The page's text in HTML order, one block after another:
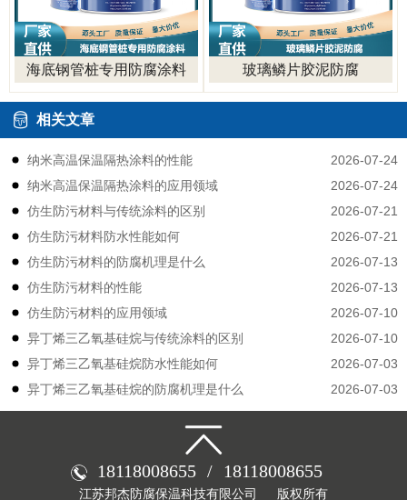
海底钢管桩专用防腐涂料 玻璃鳞片胶泥防腐
相关文章
2026-07-24
纳米高温保温隔热涂料的性能
2026-07-24
纳米高温保温隔热涂料的应用领域
2026-07-21
仿生防污材料与传统涂料的区别
2026-07-21
仿生防污材料防水性能如何
2026-07-13
仿生防污材料的防腐机理是什么
2026-07-13
仿生防污材料的性能
2026-07-10
仿生防污材料的应用领域
2026-07-10
异丁烯三乙氧基硅烷与传统涂料的区别
2026-07-03
异丁烯三乙氧基硅烷防水性能如何
2026-07-03
异丁烯三乙氧基硅烷的防腐机理是什么
18118008655 / 18118008655
江苏邦杰防腐保温科技有限公司 版权所有